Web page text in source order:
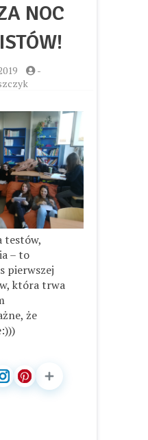
NOC
-
testów,
– to
pierwszej
która trwa
że